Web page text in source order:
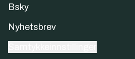
Bsky
Nyhetsbrev